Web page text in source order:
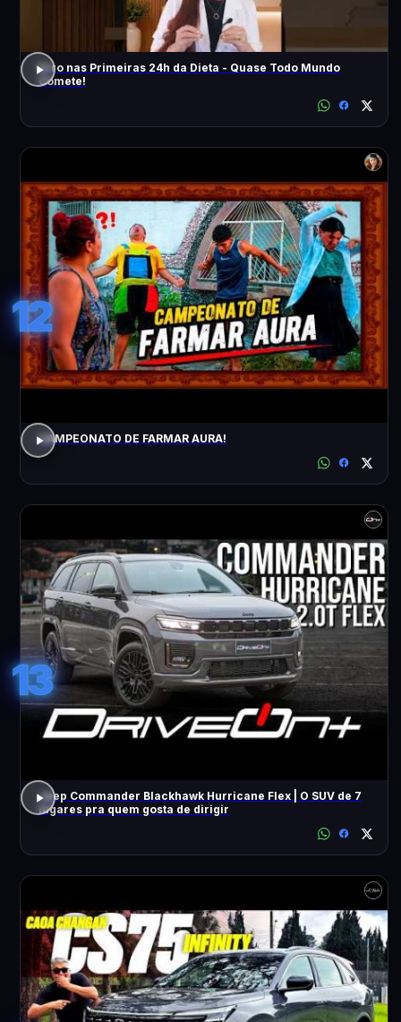
Erro nas Primeiras 24h da Dieta - Quase Todo Mundo
Comete!
12
CAMPEONATO DE FARMAR AURA!
13
Jeep Commander Blackhawk Hurricane Flex | O SUV de 7
lugares pra quem gosta de dirigir